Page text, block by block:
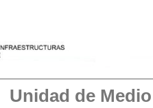
Unidad de